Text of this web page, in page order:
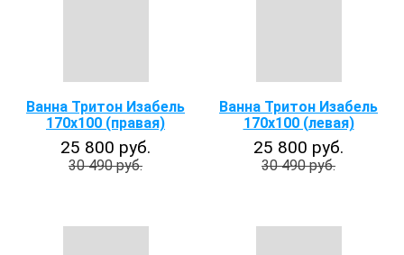
Ванна Тритон Изабель
170х100 (правая)
25 800 руб.
30 490 руб.
Ванна Тритон Изабель
170х100 (левая)
25 800 руб.
30 490 руб.